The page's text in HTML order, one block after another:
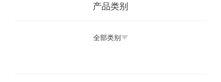
产品类别
全部类别